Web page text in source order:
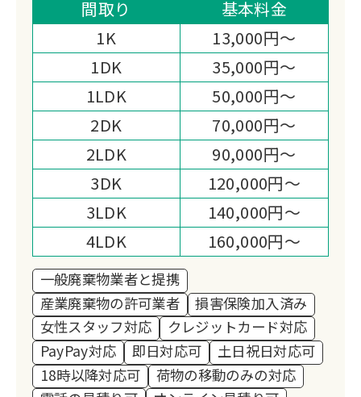
ちに寄り添いながら、丁寧で誠実な対応
を心がけています。
確かな経験と実績を活かし、安心して任
せられるサービスを提供いたします。
間取り
基本料金
1K
13,000円～
1DK
35,000円～
1LDK
50,000円～
2DK
70,000円～
2LDK
90,000円～
3DK
120,000円～
3LDK
140,000円～
4LDK
160,000円～
一般廃棄物業者と提携
産業廃棄物の許可業者
損害保険加入済み
女性スタッフ対応
クレジットカード対応
PayPay対応
即日対応可
土日祝日対応可
18時以降対応可
荷物の移動のみの対応